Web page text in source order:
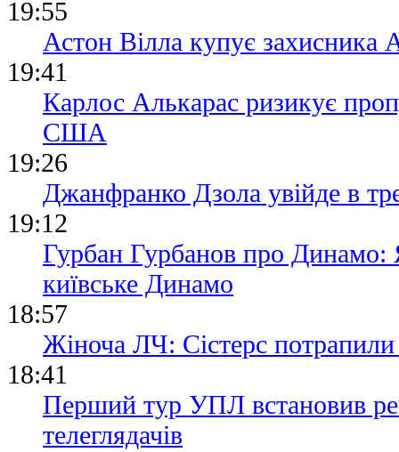
19:55
Астон Вілла купує захисника
19:41
Карлос Алькарас ризикує
США
19:26
Джанфранко Дзола увійде в
19:12
Гурбан Гурбанов про Динамо:
київське Динамо
18:57
Жіноча ЛЧ: Сістерс потрапили
18:41
Перший тур УПЛ встановив
телеглядачів